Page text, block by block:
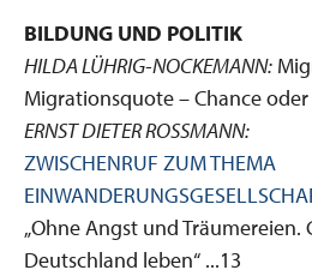
BILDUNG UND POLITIK
HILDA LÜHRIG-NOCKEMANN:
Migrationsquote – Chance
ERNST DIETER ROSSMANN:
ZWISCHENRUF ZUM THEMA
„Ohne Angst und Träumereien.
Deutschland leben“ ...13